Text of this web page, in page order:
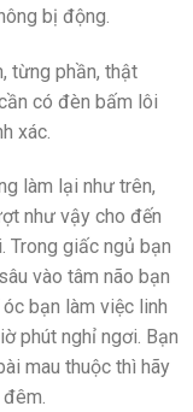
bị động.
từng phần, thật
có đèn bấm lôi
xác.
làm lại như trên,
như vậy cho đến
Trong giấc ngủ bạn
vào tâm não bạn
bạn làm việc linh
phút nghỉ ngơi. Bạn
mau thuộc thì hãy